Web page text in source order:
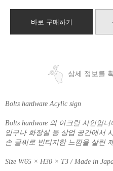
바로 구매하기
상세 정보를
Bolts hardware Acylic sign
Bolts hardware 의 아크릴 사인입니
입구나 화장실 등 상업 공간에서
손 글씨로 빈티지한 느낌을 살린
Size W65 × H30 × T3 / Made in